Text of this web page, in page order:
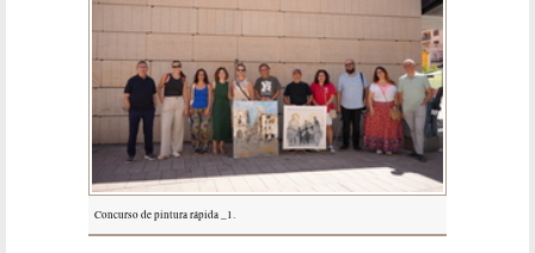
Concurso de pintura rápida _1.